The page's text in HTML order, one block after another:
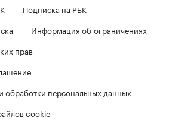
Подписка на РБК
Информация об ограничениях
прав
обработки персональных данных
cookie